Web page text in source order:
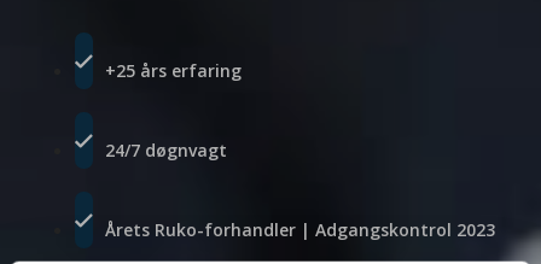
+25 års erfaring
24/7 døgnvagt
Årets Ruko-forhandler | Adgangskontrol 2023